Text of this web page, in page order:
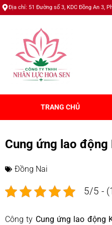
Địa chỉ: 51 Đường số 3, KDC Đồng An 3,
TRANG CHỦ
Cung ứng lao động
Đồng Nai
5/5 -
Công ty Cung ứng lao động